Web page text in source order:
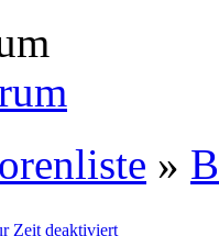
»
Zeit deaktiviert